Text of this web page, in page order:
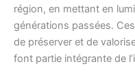
région, en mettant en
générations passées.
de préserver et de
font partie intégrante de